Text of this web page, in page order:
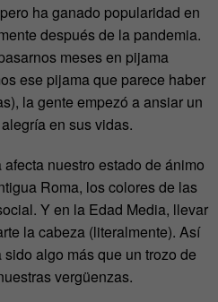
ha ganado popularidad en
después de la pandemia.
meses en pijama
ese pijama que parece haber
la gente empezó a ansiar un
en sus vidas.
nuestro estado de ánimo
Roma, los colores de las
Y en la Edad Media, llevar
la cabeza (literalmente). Así
algo más que un trozo de
vergüenzas.